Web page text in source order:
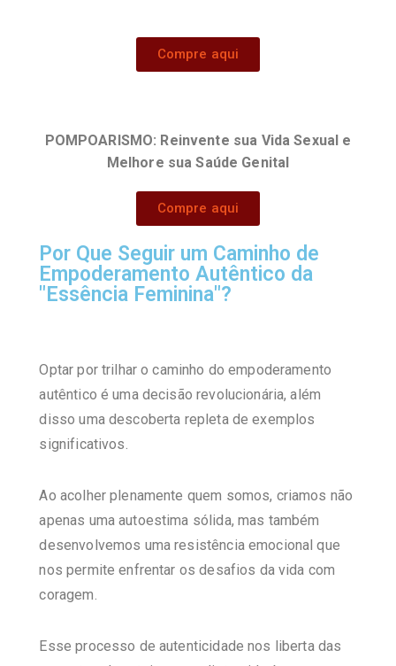
Compre aqui
POMPOARISMO: Reinvente sua Vida Sexual e
Melhore sua Saúde Genital
Compre aqui
Por Que Seguir um Caminho de
Empoderamento Autêntico da
"Essência Feminina"?
Optar por trilhar o caminho do empoderamento
autêntico é uma decisão revolucionária, além
disso uma descoberta repleta de exemplos
significativos.
Ao acolher plenamente quem somos, criamos não
apenas uma autoestima sólida, mas também
desenvolvemos uma resistência emocional que
nos permite enfrentar os desafios da vida com
coragem.
Esse processo de autenticidade nos liberta das